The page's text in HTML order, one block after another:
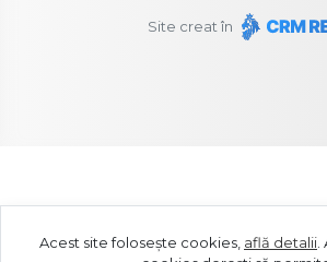
Site creat în
Acest site folosește cookies, află detalii